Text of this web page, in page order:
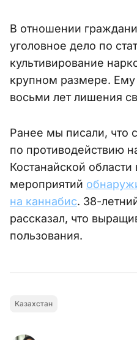
В отношении
уголовное дело по
культивирование
крупном размере. Ему
восьми лет лишения
Ранее мы писали, что
по противодействию
Костанайской
мероприятий
на каннабис. 38-
рассказал, что
пользования.
Казахстан